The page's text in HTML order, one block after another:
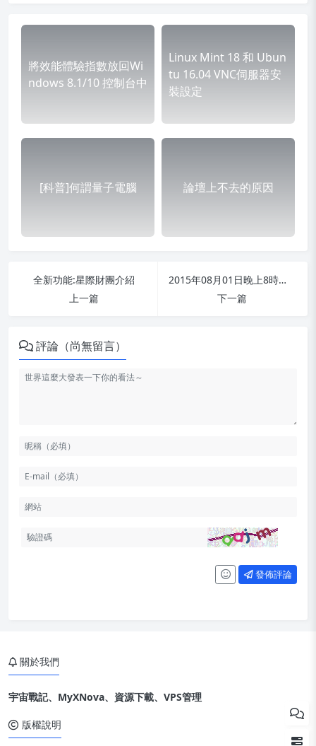
將效能體驗指數放回Wi
ndows 8.1/10 控制台中
Linux Mint 18 和 Ubun
tu 16.04 VNC伺服器安
裝設定
[科普]何謂量子電腦 論壇上不去的原因
全新功能:星際財團介紹
上一篇
2015年08月01日晚上8時預計開放U4新服.
下一篇
評論（尚無留言）
發佈評論
關於我們
宇宙戰記、MyXNova、資源下載、VPS管理
版權說明